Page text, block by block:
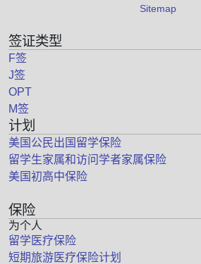
Sitemap
签证类型
F签
J签
OPT
M签
计划
美国公民出国留学保险
留学生家属和访问学者家属保险
美国初高中保险
保险
为个人
留学医疗保险
短期旅游医疗保险计划